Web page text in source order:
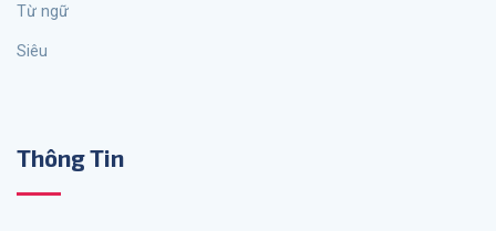
từ ngữ
siêu
Thông Tin